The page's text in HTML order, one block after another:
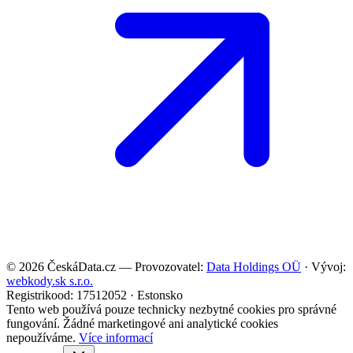
© 2026 ČeskáData.cz — Provozovatel: Data Holdings OÜ · Vývoj:
webkody.sk s.r.o.
Registrikood: 17512052 · Estonsko
Tento web používá pouze technicky nezbytné cookies pro správné
fungování. Žádné marketingové ani analytické cookies
nepoužíváme. Více informací